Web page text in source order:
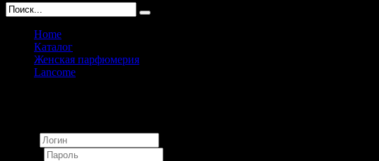
Home
Каталог
Женская парфюмерия
Lancome